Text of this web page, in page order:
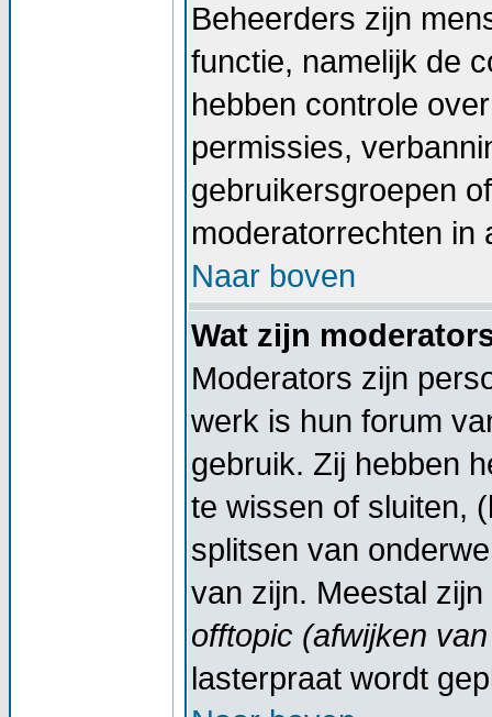
Beheerders zijn
functie, namelijk de
hebben controle
permissies,
gebruikersgroepen
moderatorrechten in
Naar boven
Wat zijn
Moderators zijn
werk is hun forum
gebruik. Zij hebben
te wissen of sluiten,
splitsen van
van zijn. Meestal
offtopic (afwijken
lasterpraat wordt